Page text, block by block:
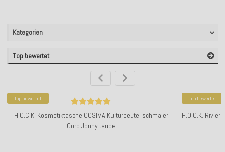
Kategorien
Top bewertet
Top bewertet
H.O.C.K. Kosmetiktasche COSIMA Kulturbeutel schmaler
Cord Jonny taupe
Top bewertet
H.O.C.K.